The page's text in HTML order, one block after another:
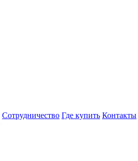
Сотрудничество Где купить Контакты